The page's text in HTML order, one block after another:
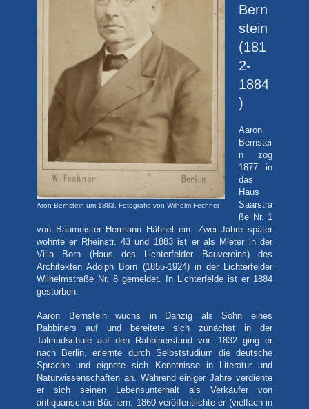
Aron Bernstein um 1883. Fotografie von Wilhelm Fechner
Bern
stein
(181
2-
1884
)
Aaron
Bernstei
n zog
1877 in
das
Haus
Saarstra
ße Nr. 1
von Baumeister Hermann Hähnel ein. Zwei Jahre später
wohnte er Rheinstr. 43 und 1883 ist er als Mieter in der
Villa Born (Haus des Lichterfelder Bauvereins) des
Architekten Adolph Born (1855-1924) in der Lichterfelder
Wilhelmstraße Nr. 8 gemeldet. In Lichterfelde ist er 1884
gestorben.
Aaron Bernstein wuchs in Danzig als Sohn eines
Rabbiners auf und bereitete sich zunächst in der
Talmudschule auf den Rabbinerstand vor. 1832 ging er
nach Berlin, erlernte durch Selbststudium die deutsche
Sprache und eignete sich Kenntnisse in
Literatur und
Naturwissenschaften an. Während einiger Jahre verdiente
er sich seinen Lebensunterhalt als Verkäufer von
antiquarischen Büchern. 1860 veröffentlichte er (vielfach in